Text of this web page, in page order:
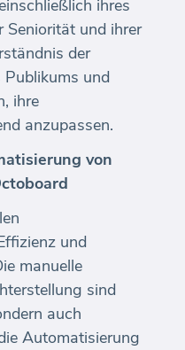
ihres
Seniorität und ihrer
der
und
ihre
anzupassen.
von
und
manuelle
sind
auch
Automatisierung